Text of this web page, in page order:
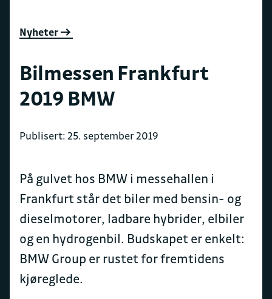
Nyheter
Bilmessen Frankfurt
2019 BMW
Publisert: 25. september 2019
På gulvet hos BMW i messehallen i
Frankfurt står det biler med bensin- og
dieselmotorer, ladbare hybrider, elbiler
og en hydrogenbil. Budskapet er enkelt:
BMW Group er rustet for fremtidens
kjøreglede.